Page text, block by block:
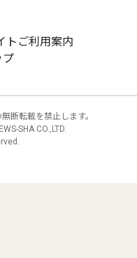
トご利用案内
プ
断転載を禁止します。
SHA CO.,LTD.